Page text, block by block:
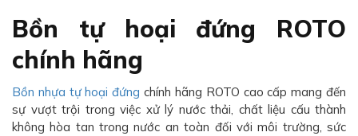
Bồn tự hoại đứng ROTO
chính hãng
Bồn nhựa tự hoại đứng chính hãng ROTO cao cấp mang đến
sự vượt trội trong việc xử lý nước thải, chất liệu cấu thành
không hòa tan trong nước an toàn đối với môi trường, sức